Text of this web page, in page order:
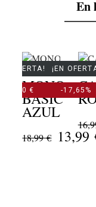
En
MONO
BASIC
AZUL
18,99 € 13,99
OFERTA!
-5,00 €
¡EN
-17,65%